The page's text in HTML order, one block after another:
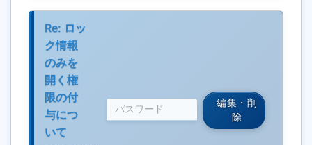
Re: ロッ
ク情報
のみを
開く権
限の付
与につ
いて
編集・削
除